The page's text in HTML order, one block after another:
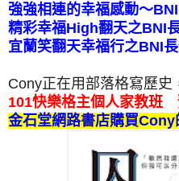
強強相連的幸福感動～
精彩幸福High翻天之BNI
宜蘭笑翻天幸福行之BNI
Cony正在用部落格寫歷史
101快樂格主個人家教班
金石堂網路書店購買Cony